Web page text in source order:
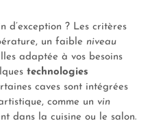
d’exception ? Les critères
un faible niveau
adaptée à vos besoins
technologies
caves sont intégrées
comme un vin
dans la cuisine ou le salon.